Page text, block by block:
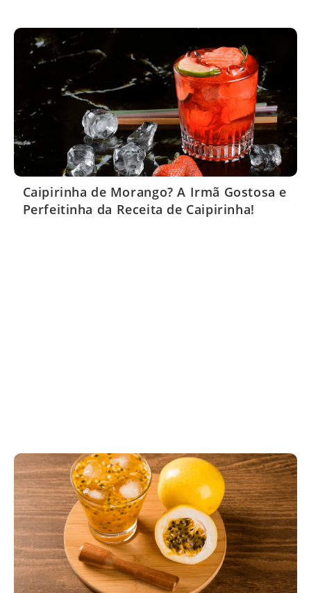
Caipirinha de Morango? A Irmã Gostosa e
Perfeitinha da Receita de Caipirinha!